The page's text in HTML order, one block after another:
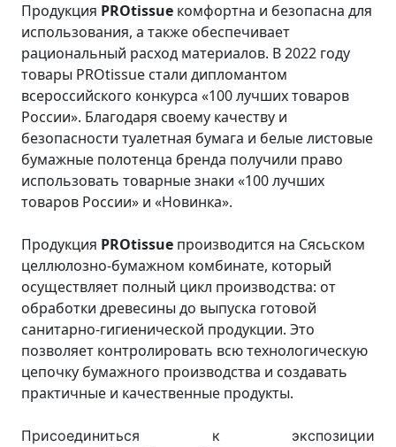
Продукция PROtissue комфортна и безопасна для
использования, а также обеспечивает
рациональный расход материалов. В 2022 году
товары PROtissue стали дипломантом
всероссийского конкурса «100 лучших товаров
России». Благодаря своему качеству и
безопасности туалетная бумага и белые листовые
бумажные полотенца бренда получили право
использовать товарные знаки «100 лучших
товаров России» и «Новинка».
Продукция PROtissue производится на Сясьском
целлюлозно-бумажном комбинате, который
осуществляет полный цикл производства: от
обработки древесины до выпуска готовой
санитарно-гигиенической продукции. Это
позволяет контролировать всю технологическую
цепочку бумажного производства и создавать
практичные и качественные продукты.
Присоединиться к экспозиции